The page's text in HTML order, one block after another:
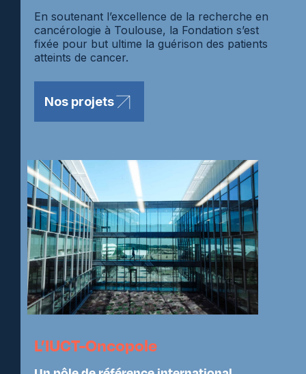
En soutenant l’excellence de la recherche en
cancérologie à Toulouse, la Fondation s’est
fixée pour but ultime la guérison des patients
atteints de cancer.
Nos projets
L’IUCT-Oncopole